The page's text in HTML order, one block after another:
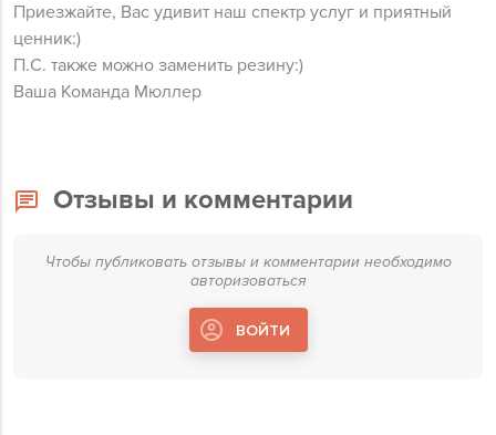
Приезжайте, Вас удивит наш спектр услуг и приятный
ценник:)
П.С. также можно заменить резину:)
Ваша Команда Мюллер
Отзывы и комментарии
Чтобы публиковать отзывы и комментарии необходимо
авторизоваться
ВОЙТИ